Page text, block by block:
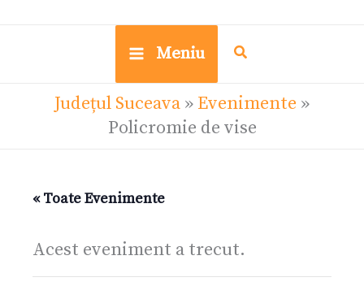
Meniu
Județul Suceava » Evenimente »
Policromie de vise
« Toate Evenimente
Acest eveniment a trecut.